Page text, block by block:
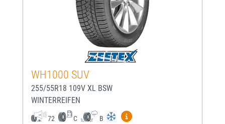
WH1000 SUV
255/55R18 109V XL BSW
WINTERREIFEN
72 C B
Mehr Informationen zum